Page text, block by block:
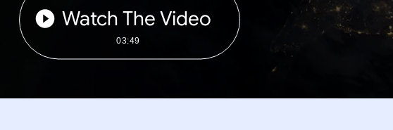
Watch The Video
03:49